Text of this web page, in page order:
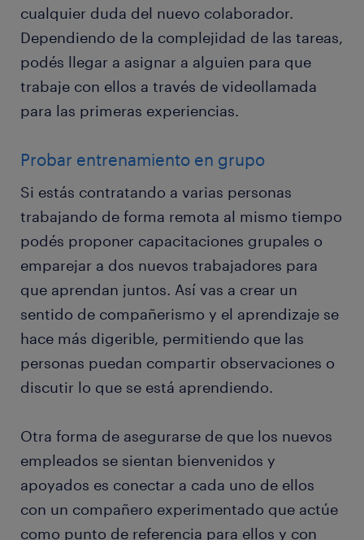
cualquier duda del nuevo colaborador.
Dependiendo de la complejidad de las tareas,
podés llegar a asignar a alguien para que
trabaje con ellos a través de videollamada
para las primeras experiencias.
Probar entrenamiento en grupo
Si estás contratando a varias personas
trabajando de forma remota al mismo tiempo
podés proponer capacitaciones grupales o
emparejar a dos nuevos trabajadores para
que aprendan juntos. Así vas a crear un
sentido de compañerismo y el aprendizaje se
hace más digerible, permitiendo que las
personas puedan compartir observaciones o
discutir lo que se está aprendiendo.
Otra forma de asegurarse de que los nuevos
empleados se sientan bienvenidos y
apoyados es conectar a cada uno de ellos
con un compañero experimentado que actúe
como punto de referencia para ellos y con